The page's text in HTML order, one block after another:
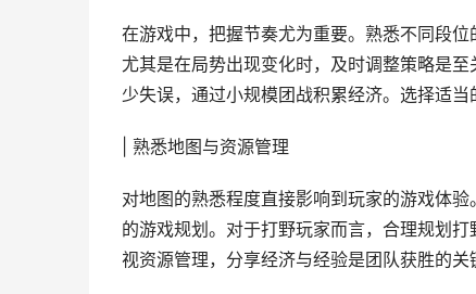
在游戏中，把握节奏尤为重要。熟悉不同段
尤其是在局势出现变化时，及时调整策略是
少失误，通过小规模团战积累经济。选择适
| 熟悉地图与资源管理
对地图的熟悉程度直接影响到玩家的游戏体
的游戏规划。对于打野玩家而言，合理规划
视资源管理，分享经济与经验是团队获胜的